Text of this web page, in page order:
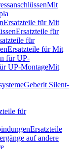
Mit
Ersatzteile für Mit
Ersatzteile für
für
Ersatzteile für Mit
für UP-
UP-MontageMit
Geberit Silent-
für
Ersatzteile
auf andere